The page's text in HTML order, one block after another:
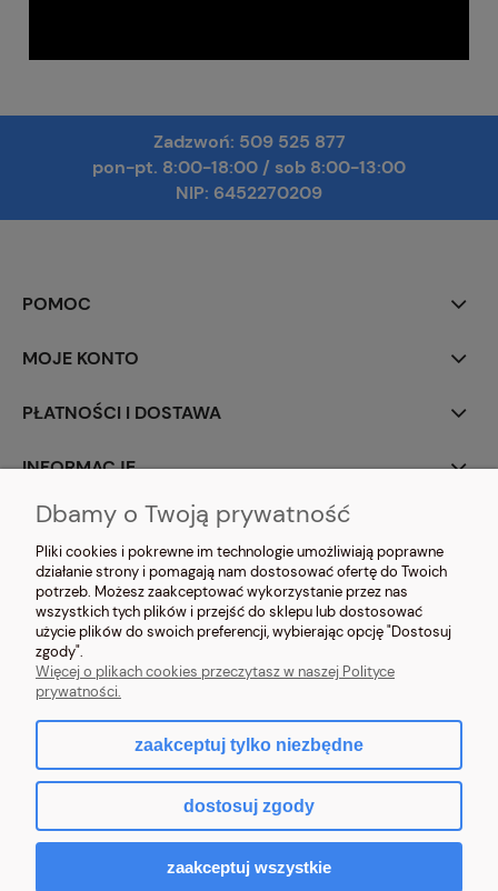
Zadzwoń: 509 525 877
pon-pt. 8:00-18:00 / sob 8:00-13:00
NIP: 6452270209
POMOC
MOJE KONTO
PŁATNOŚCI I DOSTAWA
INFORMACJE
O NAS
NOSIMYSIE.PL Sylwia Kiołbasa | ul. Głowackiego 2, 42-690 Tworóg | NIP:
6452270209 | tel.509 525 877| e-mail:sklep@nosimysie.pl
Sklep internetowy Shoper.pl
Dbamy o Twoją prywatność
Pliki cookies i pokrewne im technologie umożliwiają poprawne
działanie strony i pomagają nam dostosować ofertę do Twoich
potrzeb. Możesz zaakceptować wykorzystanie przez nas
wszystkich tych plików i przejść do sklepu lub dostosować
użycie plików do swoich preferencji, wybierając opcję "Dostosuj
zgody".
Więcej o plikach cookies przeczytasz w naszej Polityce
prywatności.
zaakceptuj tylko niezbędne
dostosuj zgody
zaakceptuj wszystkie